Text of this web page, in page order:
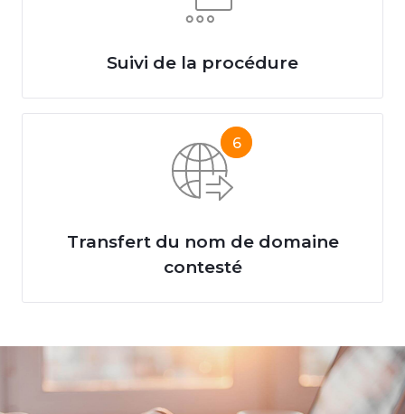
Suivi de la procédure
6
Transfert du nom de domaine
contesté